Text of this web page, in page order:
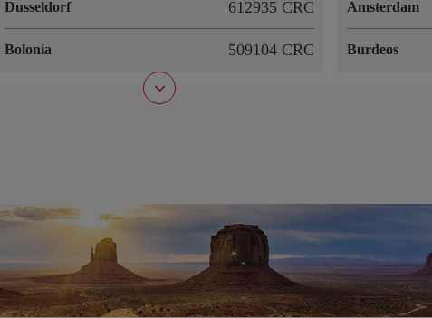
Dusseldorf 612935 CRC
Bolonia 509104 CRC
Amsterdam
Burdeos